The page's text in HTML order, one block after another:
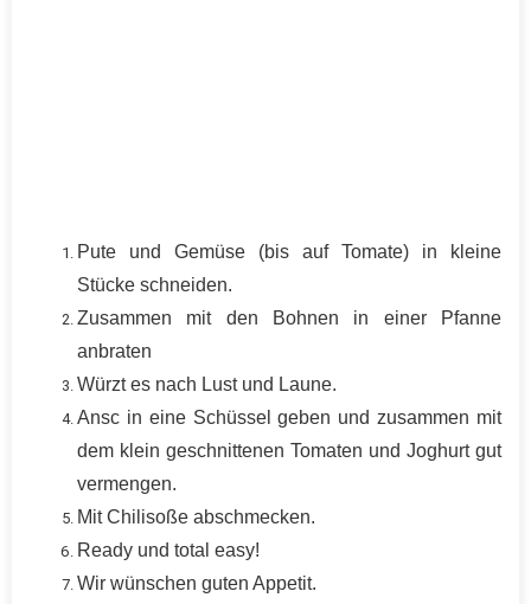
Pute und Gemüse (bis auf Tomate) in kleine
Stücke schneiden.
Zusammen mit den Bohnen in einer Pfanne
anbraten
Würzt es nach Lust und Laune.
Ansc in eine Schüssel geben und zusammen mit
dem klein geschnittenen Tomaten und Joghurt gut
vermengen.
Mit Chilisoße abschmecken.
Ready und total easy!
Wir wünschen guten Appetit.